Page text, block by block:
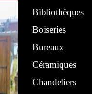
Bibliothèques
Boiseries
Bureaux
Céramiques
Chandeliers